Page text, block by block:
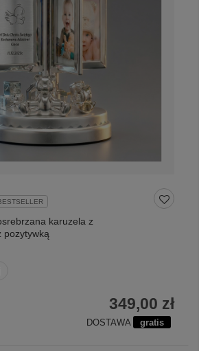
karuzela z
pozytywką
349,00 zł
DOSTAWA gratis